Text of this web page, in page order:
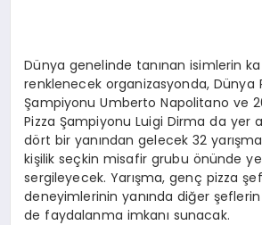
Dünya genelinde tanınan isimlerin
renklenecek organizasyonda, Dünya
Şampiyonu Umberto Napolitano ve
Pizza Şampiyonu Luigi Dirma da yer
dört bir yanından gelecek 32
kişilik seçkin misafir grubu önünde
sergileyecek. Yarışma, genç pizza
deneyimlerinin yanında diğer
de faydalanma imkanı sunacak.